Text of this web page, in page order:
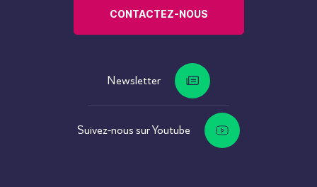
CONTACTEZ-NOUS
Newsletter
Suivez-nous sur Youtube